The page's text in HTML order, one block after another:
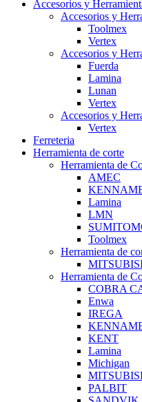
Accesorios y
Accesorios y
Toolmex
Vertex
Accesorios y
Fuerda
Lamina
Lunan
Vertex
Accesorios y
Vertex
Ferreteria
Herramienta de corte
Herramienta de
AMEC
Lamina
LMN
Toolmex
Herramienta de
Herramienta de
COBRA
Enwa
IREGA
KENT
Lamina
Michigan
PALBIT